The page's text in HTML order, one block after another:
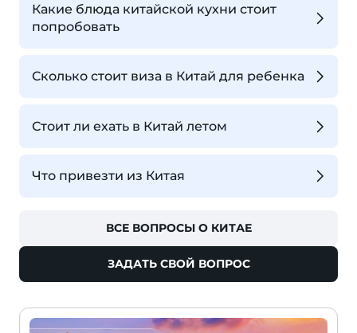
Какие блюда китайской кухни стоит
попробовать
Сколько стоит виза в Китай для ребенка
Стоит ли ехать в Китай летом
Что привезти из Китая
ВСЕ ВОПРОСЫ О КИТАЕ
ЗАДАТЬ СВОЙ ВОПРОС